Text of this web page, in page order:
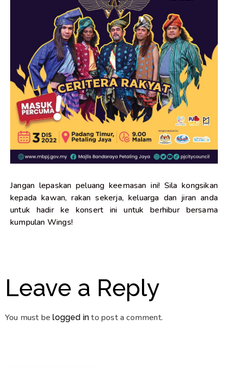
Jangan lepaskan peluang keemasan ini! Sila kongsikan
kepada kawan, rakan sekerja, keluarga dan jiran anda
untuk hadir ke konsert ini untuk berhibur bersama
kumpulan Wings!
Leave a Reply
You must belogged in to post a comment.